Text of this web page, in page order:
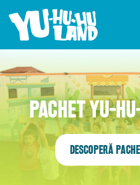
PACHET YU-
DESCOPERĂ